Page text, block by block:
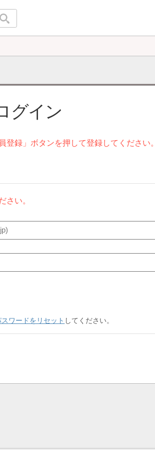
グイン
録」ボタンを押して登録してください。
さい。
スワードをリセット してください。